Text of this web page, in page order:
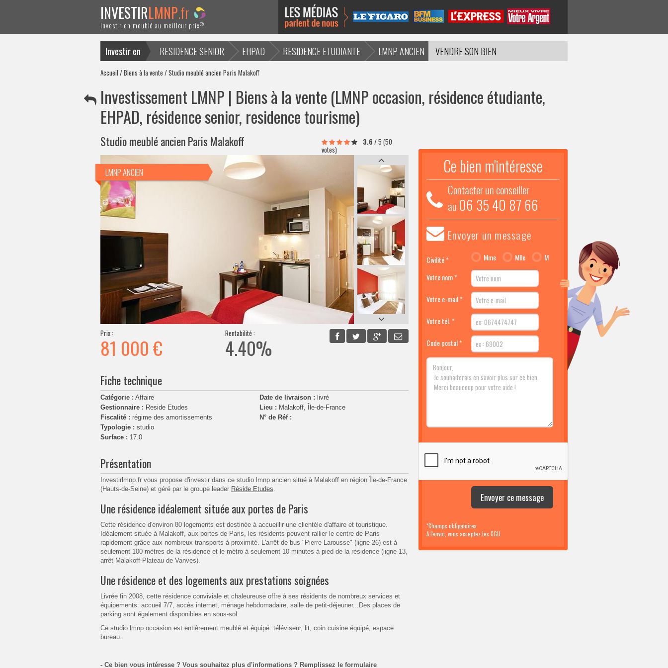
INVESTIRLMNP.fr
Investir en meublé au meilleur prix®
Investir en RESIDENCE SENIOR EHPAD RESIDENCE ETUDIANTE LMNP ANCIEN
VENDRE SON BIEN
ACTUALITES
Accueil /Biens à la vente / Studio meublé ancien Paris Malakoff
Investissement LMNP | Biens à la vente (LMNP occasion, résidence étudiante,
EHPAD, résidence senior, residence tourisme)
Studio meublé ancien Paris Malakoff 3.6 /5 (50
votes)
LMNP ANCIEN
Prix :
81 000 €
Rentabilité :
4.40%
Fiche technique
Catégorie : Affaire
Gestionnaire : Reside Etudes
Fiscalité : régime des amortissements
Typologie : studio
Surface : 17.0
Date de livraison : livré
Lieu : Malakoff, Île-de-France
N° de Réf :
Présentation
Investirlmnp.fr vous propose d'investir dans ce studio lmnp ancien situé à Malakoff en région Île-de-France
(Hauts-de-Seine) et géré par le groupe leader Réside Etudes.
Une résidence idéalement située aux portes de Paris
Cette résidence d'environ 80 logements est destinée à accueillir une clientèle d'affaire et touristique.
Idéalement située à Malakoff, aux portes de Paris, les résidents peuvent rallier le centre de Paris
rapidement grâce aux nombreux transports à proximité. L'arrêt de bus "Pierre Larousse" (ligne 26) est à
seulement 100 mètres de la résidence et le métro à seulement 10 minutes à pied de la résidence (ligne 13,
arrêt Malakoff-Plateau de Vanves).
Une résidence et des logements aux prestations soignées
Livrée fin 2008, cette résidence conviviale et chaleureuse offre à ses résidents de nombreux services et
équipements: accueil 7/7, accès internet, ménage hebdomadaire, salle de petit-déjeuner...Des places de
parking sont également disponibles en sous-sol.
Ce studio lmnp occasion est entièrement meublé et équipé: téléviseur, lit, coin cuisine équipé, espace
bureau..
- Ce bien vous intéresse ? Vous souhaitez plus d'informations ? Remplissez le formulaire
Ce bien m'intéresse
Contacter un conseiller
au 06 35 40 87 66
Envoyer un message
Civilité * Mme Mlle
M
Votre nom *
Votre e-mail *
Votre tél. *
Code postal *
*Champs obligatoires
A l'envoi, vous acceptez les CGU